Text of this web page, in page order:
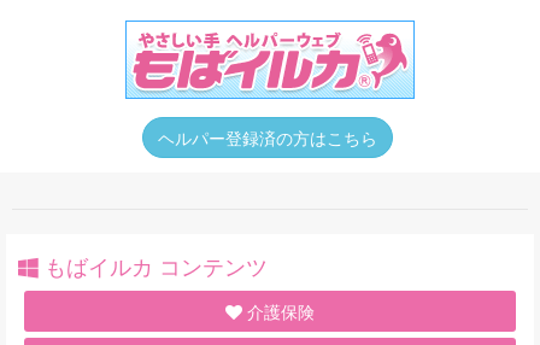
ヘルパー登録済の方はこちら
もばイルカ コンテンツ
介護保険